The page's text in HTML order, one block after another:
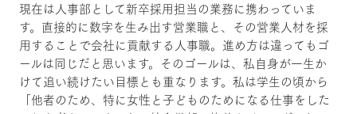
現在は人事部として新卒採用担当の業務に携わっていま
す。直接的に数字を生み出す営業職と、その営業人材を採
用することで会社に貢献する人事職。進め方は違ってもゴ
ールは同じだと思います。そのゴールは、私自身が一生か
けて追い続けたい目標とも重なります。私は学生の頃から
「他者のため、特に女性と子どものためになる仕事をした